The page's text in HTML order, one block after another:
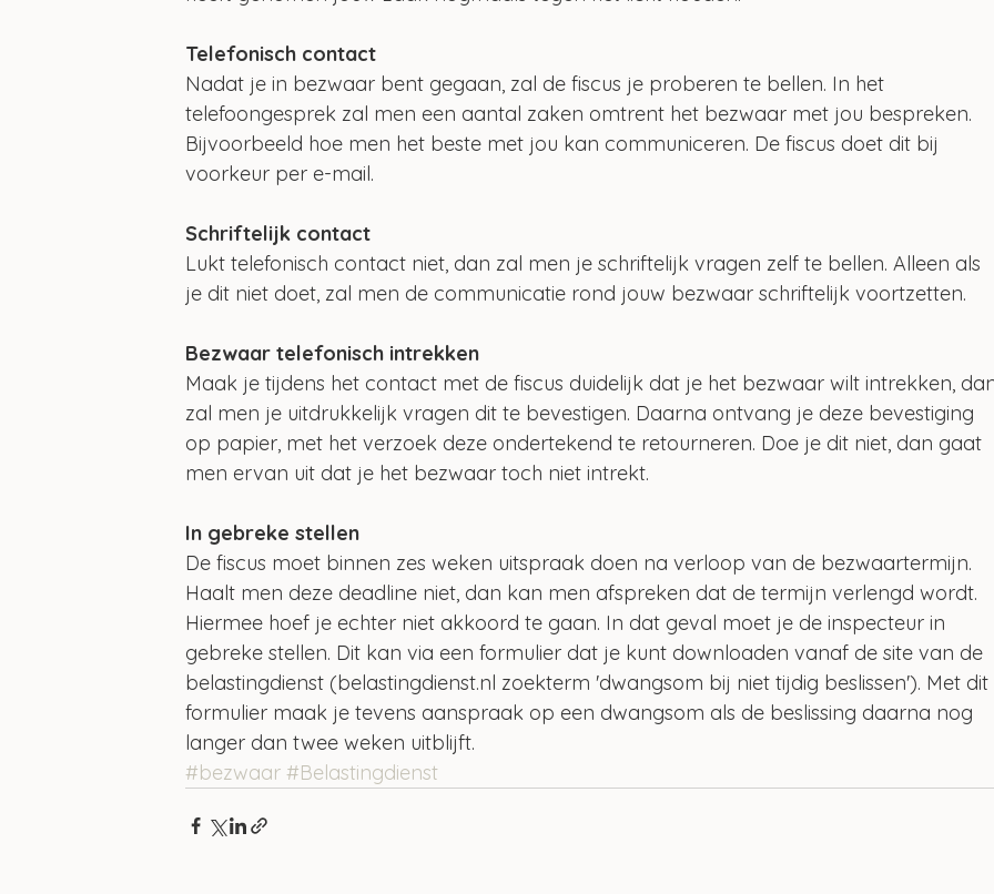
Telefonisch contact
Nadat je in bezwaar bent gegaan, zal de fiscus je proberen te bellen. In het
telefoongesprek zal men een aantal zaken omtrent het bezwaar met jou bespreken.
Bijvoorbeeld hoe men het beste met jou kan communiceren. De fiscus doet dit bij
voorkeur per e-mail.
Schriftelijk contact
Lukt telefonisch contact niet, dan zal men je schriftelijk vragen zelf te bellen. Alleen als
je dit niet doet, zal men de communicatie rond jouw bezwaar schriftelijk voortzetten.
Bezwaar telefonisch intrekken
Maak je tijdens het contact met de fiscus duidelijk dat je het bezwaar wilt intrekken,
zal men je uitdrukkelijk vragen dit te bevestigen. Daarna ontvang je deze bevestiging
op papier, met het verzoek deze ondertekend te retourneren. Doe je dit niet, dan gaat
men ervan uit dat je het bezwaar toch niet intrekt.
In gebreke stellen
De fiscus moet binnen zes weken uitspraak doen na verloop van de bezwaartermijn.
Haalt men deze deadline niet, dan kan men afspreken dat de termijn verlengd wordt.
Hiermee hoef je echter niet akkoord te gaan. In dat geval moet je de inspecteur in
gebreke stellen. Dit kan via een formulier dat je kunt downloaden vanaf de site van de
belastingdienst (belastingdienst.nl zoekterm 'dwangsom bij niet tijdig beslissen'). Met dit
formulier maak je tevens aanspraak op een dwangsom als de beslissing daarna nog
langer dan twee weken uitblijft.
#bezwaar #Belastingdienst